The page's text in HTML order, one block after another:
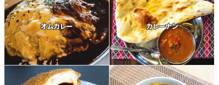
オムカレー カレーナン